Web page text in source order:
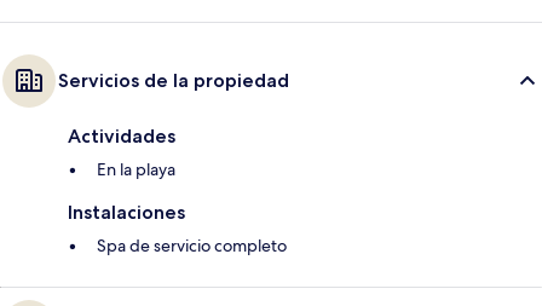
Servicios de la propiedad
Actividades
En la playa
Instalaciones
Spa de servicio completo